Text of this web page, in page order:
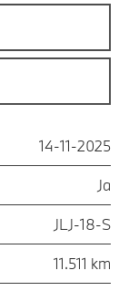
14-11-2025
Ja
JLJ-18-S
11.511 km